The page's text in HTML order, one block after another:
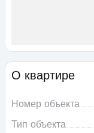
О квартире
Номер объекта
Тип объекта